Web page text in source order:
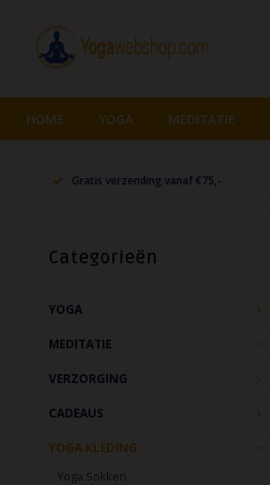
HOME YOGA MEDITATIE
Gratis verzending vanaf €75,-
Categorieën
YOGA
MEDITATIE
VERZORGING
CADEAUS
YOGA KLEDING
Yoga Sokken